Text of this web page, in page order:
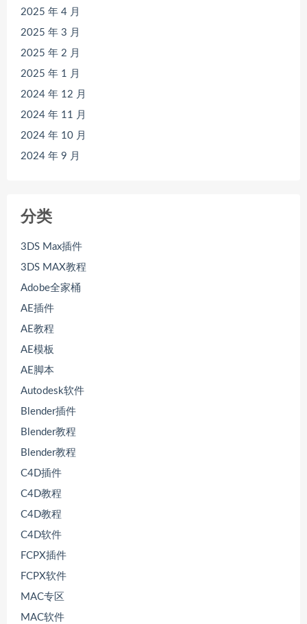
2025 年 4 月
2025 年 3 月
2025 年 2 月
2025 年 1 月
2024 年 12 月
2024 年 11 月
2024 年 10 月
2024 年 9 月
分类
3DS Max插件
3DS MAX教程
Adobe全家桶
AE插件
AE教程
AE模板
AE脚本
Autodesk软件
Blender插件
Blender教程
Blender教程
C4D插件
C4D教程
C4D教程
C4D软件
FCPX插件
FCPX软件
MAC专区
MAC软件